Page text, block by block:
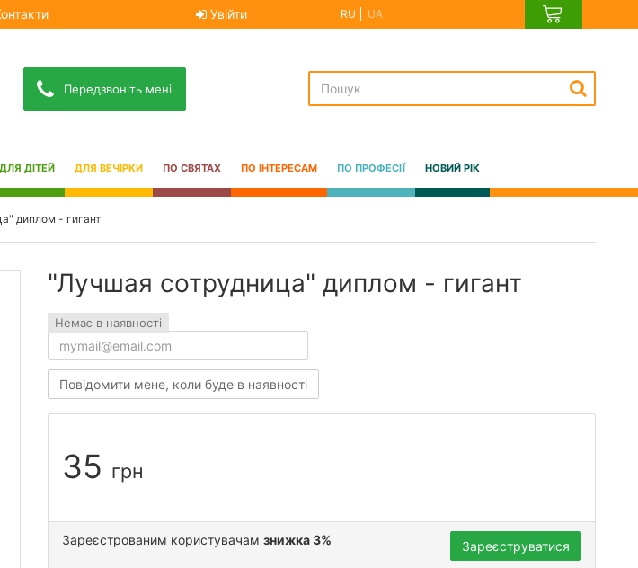
Увійти RU UA
Передзвоніть мені
ДЛЯ ДІТЕЙ ДЛЯ ВЕЧІРКИ ПО СВЯТАХ ПО ІНТЕРЕСАМ ПО ПРОФЕСІЇ НОВИЙ РІК
диплом - гигант
"Лучшая сотрудница" диплом - гигант
Немає в наявності
Повідомити мене, коли буде в наявності
35 грн
Зареєстрованим користувачам знижка 3% Зареєструватися